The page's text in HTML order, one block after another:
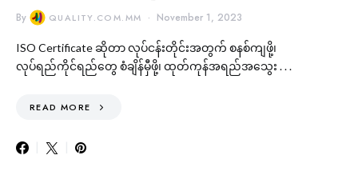
By QUALITY.COM.MM November 1, 2023
ISO Certificate ဆိုတာ လုပ်ငန်းတိုင်းအတွက် စနစ်ကျဖို့၊
လုပ်ရည်ကိုင်ရည်တွေ စံချိန်မှီဖို့၊ ထုတ်ကုန်အရည်အသွေး . . .
READ MORE